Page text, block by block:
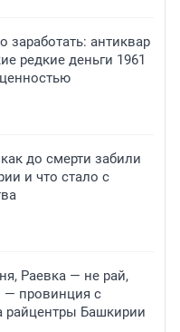
заработать: антиквар
редкие деньги 1961
до смерти забили
и что стало с
Раевка — не рай,
провинция с
райцентры Башкирии